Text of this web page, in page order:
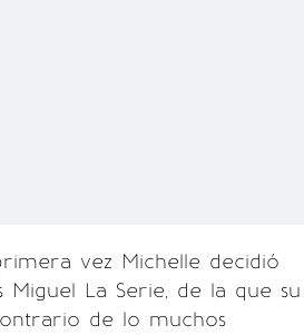
vez Michelle decidió
La Serie, de la que su
de lo muchos